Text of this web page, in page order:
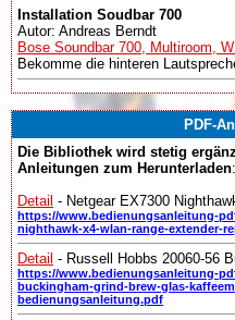
Installation Soudbar 700
Autor: Andreas Berndt
Bose Soundbar 700, Multiroom,
Bekomme die hinteren
PDF-
Die Bibliothek wird stetig
Anleitungen zum Herunterladen:
Detail - Netgear EX7300
https://www.bedienungsanleitung-
nighthawk-x4-wlan-range-extender-
Detail - Russell Hobbs 20060-56
https://www.bedienungsanleitung-
buckingham-grind-brew-glas-
bedienungsanleitung.pdf